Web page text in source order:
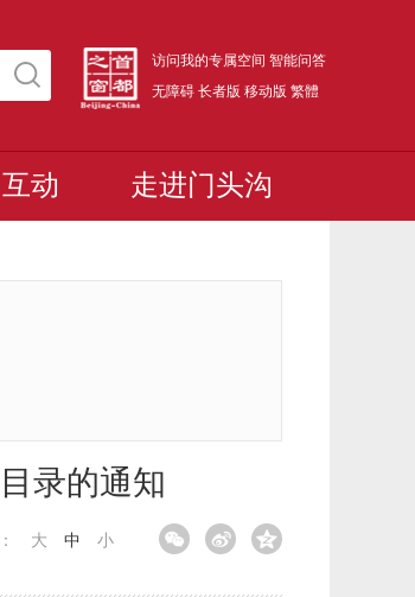
访问我的专属空间 智能问答
无障碍 长者版 移动版 繁體
动 走进门头沟
录的通知
大 中 小